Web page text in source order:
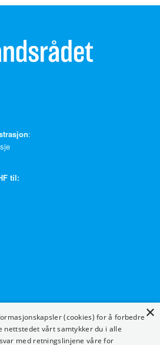
:
til:
×
(cookies) for å forbedre
nettstedet vårt samtykker du i alle
med retningslinjene våre for